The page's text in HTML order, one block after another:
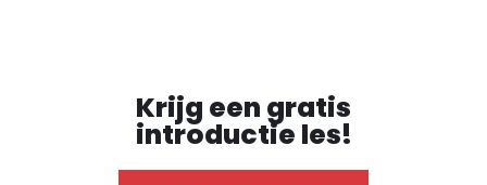
Krijg een gratis
introductie les!